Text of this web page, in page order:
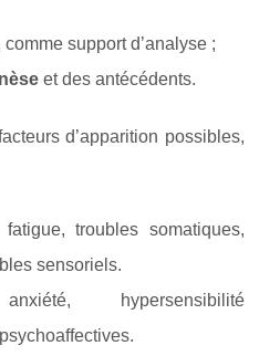
comme support d’analyse ;
et des antécédents.
d’apparition possibles,
troubles somatiques,
sensoriels.
hypersensibilité